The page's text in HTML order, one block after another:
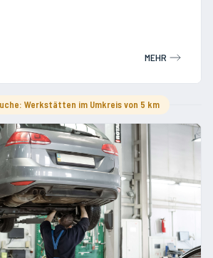
MEHR
Werkstätten im Umkreis von 5 km